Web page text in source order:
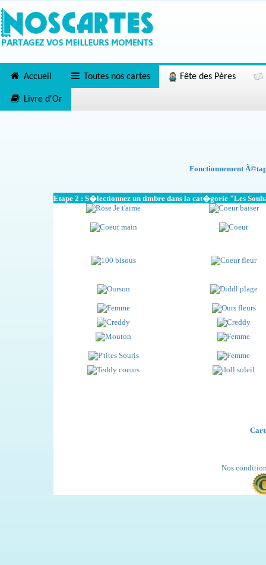
Accueil Toutes nos cartes Fête des Pères
Livre d'Or
Fonctionnement
Etape 2 : S�lectionnez un timbre dans la cat�gorie "Les
Nos